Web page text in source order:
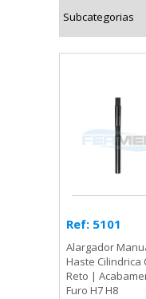
Ref: 5101
Alargador
Haste Cilindrica
Reto |
Furo H7 H8